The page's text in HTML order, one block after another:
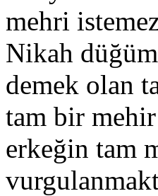
mehri
Nikah
demek olan
tam bir
erkeğin tam